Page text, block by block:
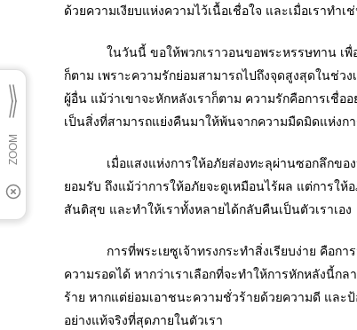
ด้วยความเงียบแห่งความไว้เนื้อเชื่อใจ และเมื่อเราท
ในวันนี้ ขอให้พวกเราวอนขอพระหรรษทาน เพื่อที่เ
ก็ตาม เพราะความรักย่อมสามารถไปถึงจุดสูงสุดในช่ว
ผู้อื่น แม้ว่าเขาจะหักหลังเราก็ตาม ความรักคือการเชื่อ
เป็นสิ่งที่สามารถแย่งคืนมาให้พ้นจากความมืดมิดแห่งก
เมื่อแสงแห่งการให้อภัยส่องทะลุผ่านซอกลึกของหั
ยอมรับ ถึงแม้ว่าการให้อภัยจะดูเหมือนไร้ผล แต่การใ
สันติสุข และทำให้เราทั้งหลายได้กลับคืนเป็นตัวเราเอง
การที่พระเยซูเจ้าทรงกระทำสิ่งเรียบง่าย คือการ
ความรอดได้ หากว่าเราเลือกที่จะทำให้การหักหลังนี้
ร้าย หากแต่ย่อมเอาชนะความชั่วร้ายด้วยความดี และ
อย่างแท้จริงที่สุดภายในตัวเรา